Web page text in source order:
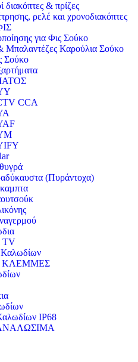
διακόπτες & πρίζες
ρελέ και χρονοδιακόπτες
για Φις Σούκο
Μπαλαντέζες Καρούλια Σούκο
Σούκο
CCA
(Πυράντοχα)
TV
Καλωδίων
ΚΛΕΜΜΕΣ
IP68